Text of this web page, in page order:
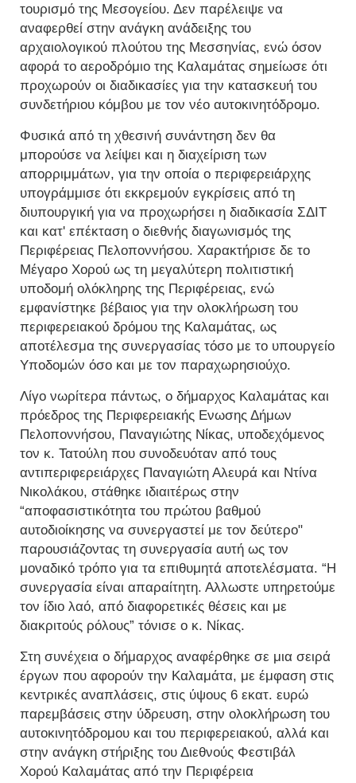
τουρισμό της Μεσογείου. Δεν παρέλειψε να
αναφερθεί στην ανάγκη ανάδειξης του
αρχαιολογικού πλούτου της Μεσσηνίας, ενώ όσον
αφορά το αεροδρόμιο της Καλαμάτας σημείωσε ότι
προχωρούν οι διαδικασίες για την κατασκευή του
συνδετήριου κόμβου με τον νέο αυτοκινητόδρομο.
Φυσικά από τη χθεσινή συνάντηση δεν θα
μπορούσε να λείψει και η διαχείριση των
απορριμμάτων, για την οποία ο περιφερειάρχης
υπογράμμισε ότι εκκρεμούν εγκρίσεις από τη
διυπουργική για να προχωρήσει η διαδικασία ΣΔΙΤ
και κατ' επέκταση ο διεθνής διαγωνισμός της
Περιφέρειας Πελοποννήσου. Χαρακτήρισε δε το
Μέγαρο Χορού ως τη μεγαλύτερη πολιτιστική
υποδομή ολόκληρης της Περιφέρειας, ενώ
εμφανίστηκε βέβαιος για την ολοκλήρωση του
περιφερειακού δρόμου της Καλαμάτας, ως
αποτέλεσμα της συνεργασίας τόσο με το υπουργείο
Υποδομών όσο και με τον παραχωρησιούχο.
Λίγο νωρίτερα πάντως, ο δήμαρχος Καλαμάτας και
πρόεδρος της Περιφερειακής Ενωσης Δήμων
Πελοποννήσου, Παναγιώτης Νίκας, υποδεχόμενος
τον κ. Τατούλη που συνοδευόταν από τους
αντιπεριφερειάρχες Παναγιώτη Αλευρά και Ντίνα
Νικολάκου, στάθηκε ιδιαιτέρως στην
“αποφασιστικότητα του πρώτου βαθμού
αυτοδιοίκησης να συνεργαστεί με τον δεύτερο"
παρουσιάζοντας τη συνεργασία αυτή ως τον
μοναδικό τρόπο για τα επιθυμητά αποτελέσματα. “Η
συνεργασία είναι απαραίτητη. Αλλωστε υπηρετούμε
τον ίδιο λαό, από διαφορετικές θέσεις και με
διακριτούς ρόλους” τόνισε ο κ. Νίκας.
Στη συνέχεια ο δήμαρχος αναφέρθηκε σε μια σειρά
έργων που αφορούν την Καλαμάτα, με έμφαση στις
κεντρικές αναπλάσεις, στις ύψους 6 εκατ. ευρώ
παρεμβάσεις στην ύδρευση, στην ολοκλήρωση του
αυτοκινητόδρομου και του περιφερειακού, αλλά και
στην ανάγκη στήριξης του Διεθνούς Φεστιβάλ
Χορού Καλαμάτας από την Περιφέρεια